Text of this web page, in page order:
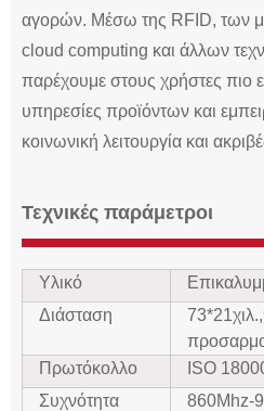
αγορών. Μέσω της RFID, των
cloud computing και άλλων
παρέχουμε στους χρήστες πιο
υπηρεσίες προϊόντων και
κοινωνική λειτουργία και
Τεχνικές παράμετροι
Υλικό
Διάσταση
73*21χιλ.,
Πρωτόκολλο
ISO
Συχνότητα
860Mhz-